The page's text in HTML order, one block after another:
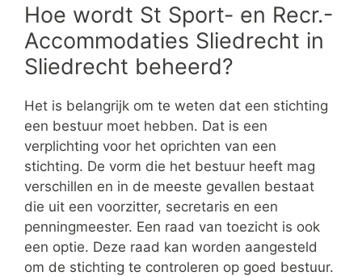
Hoe wordt St Sport- en Recr.-
Accommodaties Sliedrecht in
Sliedrecht beheerd?
Het is belangrijk om te weten dat een stichting
een bestuur moet hebben. Dat is een
verplichting voor het oprichten van een
stichting. De vorm die het bestuur heeft mag
verschillen en in de meeste gevallen bestaat
die uit een voorzitter, secretaris en een
penningmeester. Een raad van toezicht is ook
een optie. Deze raad kan worden aangesteld
om de stichting te controleren op goed bestuur.